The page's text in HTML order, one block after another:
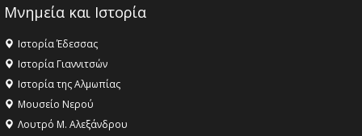
Μνημεία και Ιστορία
Ιστορία Έδεσσας
Ιστορία Γιαννιτσών
Ιστορία της Αλμωπίας
Μουσείο Νερού
Λουτρό Μ. Αλεξάνδρου